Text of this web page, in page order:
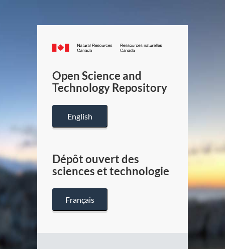
Canada.ca
/
Canada
Open Science and
Technology Repository
English
Dépôt ouvert des
sciences et technologie
Français